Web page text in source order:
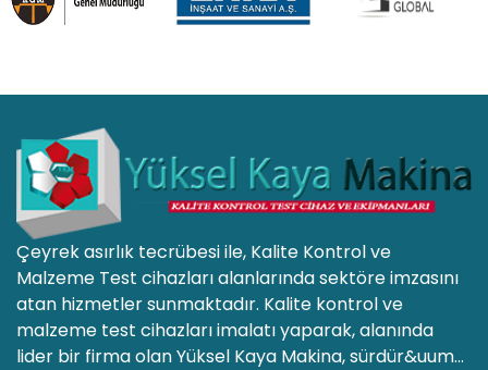
Çeyrek asırlık tecrübesi ile, Kalite Kontrol ve
Malzeme Test cihazları alanlarında sektöre imzasını
atan hizmetler sunmaktadır. Kalite kontrol ve
malzeme test cihazları imalatı yaparak, alanında
lider bir firma olan Yüksel Kaya Makina, sürdür&uum...